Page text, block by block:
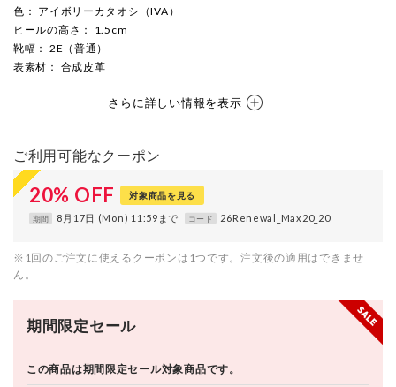
色 ： アイボリーカタオシ（IVA）
ヒールの高さ ： 1.5cm
靴幅 ： 2E（普通）
表素材 ： 合成皮革
さらに詳しい情報を表示
ご利用可能なクーポン
20% OFF 対象商品を見る
期間 8月17日 (Mon) 11:59まで コード 26Renewal_Max20_20
※1回のご注文に使えるクーポンは1つです。注文後の適用はできませ
ん。
期間限定セール
この商品は期間限定セール対象商品です。